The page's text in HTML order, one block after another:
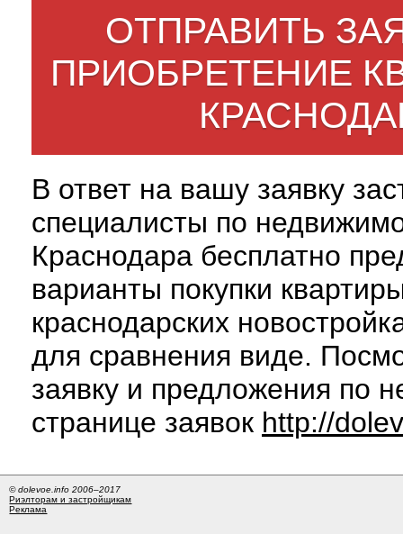
ОТПРАВИТЬ
ПРИОБРЕТЕНИЕ
В ответ на вашу заявку
специалисты по
Краснодара бесплатно
варианты покупки
краснодарских
для сравнения виде.
заявку и предложения по
странице заявок http://
© dolevoe.info 2006–2017
Риэлторам и застройщикам
Реклама